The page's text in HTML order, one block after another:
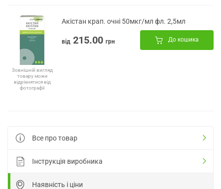
Зовнішній вигляд
товару може
відрізнятися від
фотографії
Акістан крап. очні 50мкг/мл фл. 2,5мл
від 215.00 грн До кошика
Все про товар
Інструкція виробника
Наявність і ціни